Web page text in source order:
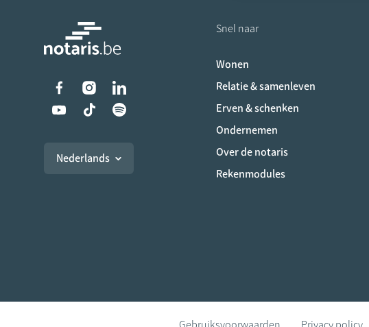
Liens vers les réseaux sociaux
Nederlands
Snel naar
Wonen
Relatie & samenleven
Erven & schenken
Ondernemen
Over de notaris
Rekenmodules